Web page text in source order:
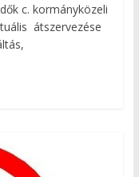
c. kormányközeli
átszervezése